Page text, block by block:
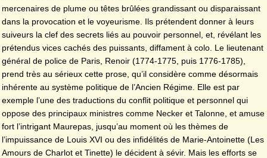
mercenaires de plume ou têtes brûlées grandissant ou disparaissant
dans la provocation et le voyeurisme. Ils prétendent donner à leurs
suiveurs la clef des secrets liés au pouvoir personnel, et, révélant les
prétendus vices cachés des puissants, diffament à colo. Le lieutenant
général de police de Paris, Renoir (1774-1775, puis 1776-1785),
prend très au sérieux cette prose, qu’il considère comme désormais
inhérente au système politique de l’Ancien Régime. Elle est par
exemple l’une des traductions du conflit politique et personnel qui
oppose des principaux ministres comme Necker et Talonne, et amuse
fort l’intrigant Maurepas, jusqu’au moment où les thèmes de
l’impuissance de Louis XVI ou des infidélités de Marie-Antoinette (Les
Amours de Charlot et Tinette) le décident à sévir. Mais les efforts se